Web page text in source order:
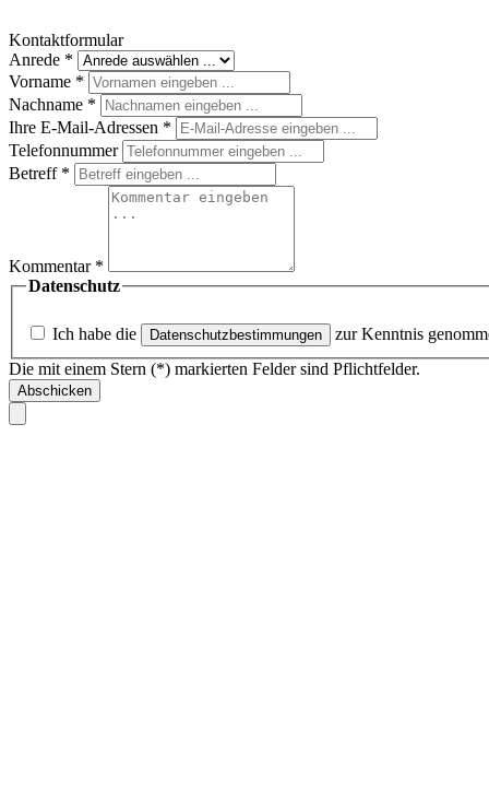
Kontaktformular
Anrede *
Vorname *
Nachname *
Ihre E-Mail-Adressen *
Telefonnummer
Betreff *
Kommentar *
Datenschutz
Ich habe die Datenschutzbestimmungen
zur Kenntnis
Die mit einem Stern (*) markierten Felder sind Pflichtfelder.
Abschicken